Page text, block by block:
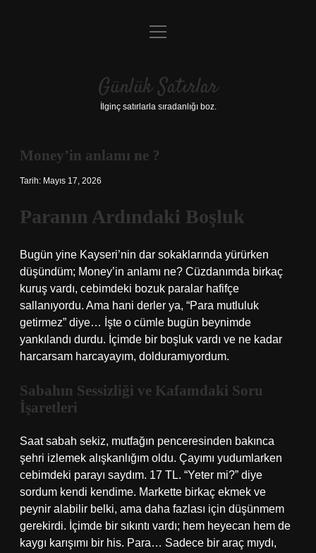
Anasayfa
Yasal Uyarı
menüyü
Günlük Satırlar
İlginç satırlarla sıradanlığı boz.
Money’in anlamı ne ?
Tarih: Mayıs 17, 2026
Paranın Ardındaki Boşluk
Bugün yine Kayseri’nin dar sokaklarında yürürken
düşündüm; Money’in anlamı ne? Cüzdanımda birkaç
kuruş vardı, cebimdeki bozuk paralar hafifçe
sallanıyordu. Ama hani derler ya, “Para mutluluk
getirmez” diye… İşte o cümle bugün beynimde
yankılandı durdu. İçimde bir boşluk vardı ve ne kadar
harcarsam harcayayım, dolduramıyordum.
Sabahın Sessizliği ve Kafamdaki Soru
İşaretleri
Saat sabah sekiz, mutfağın penceresinden bakınca
şehri izlemek alışkanlığım oldu. Çayımı yudumlarken
cebimdeki parayı saydım. 17 TL. “Yeter mi?” diye
sordum kendi kendime. Markette birkaç ekmek ve
peynir alabilir belki, ama daha fazlası için düşünmem
gerekirdi. İçimde bir sıkıntı vardı; hem heyecan hem de
kaygı karışımı bir his. Para… Sadece bir araç mıydı,